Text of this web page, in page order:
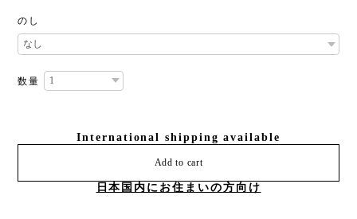
のし
数量
International shipping available
Add to cart
日本国内にお住まいの方向け